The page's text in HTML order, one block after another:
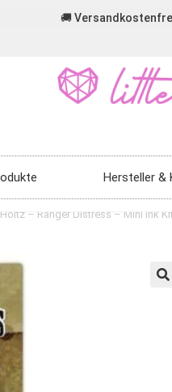
🚚
Hersteller &
Holtz – Ranger Distress – Mini Ink